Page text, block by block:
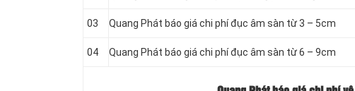
03 Quang Phát báo giá chi phí đục âm sàn từ 3 – 5cm
04 Quang Phát báo giá chi phí đục âm sàn từ 6 – 9cm